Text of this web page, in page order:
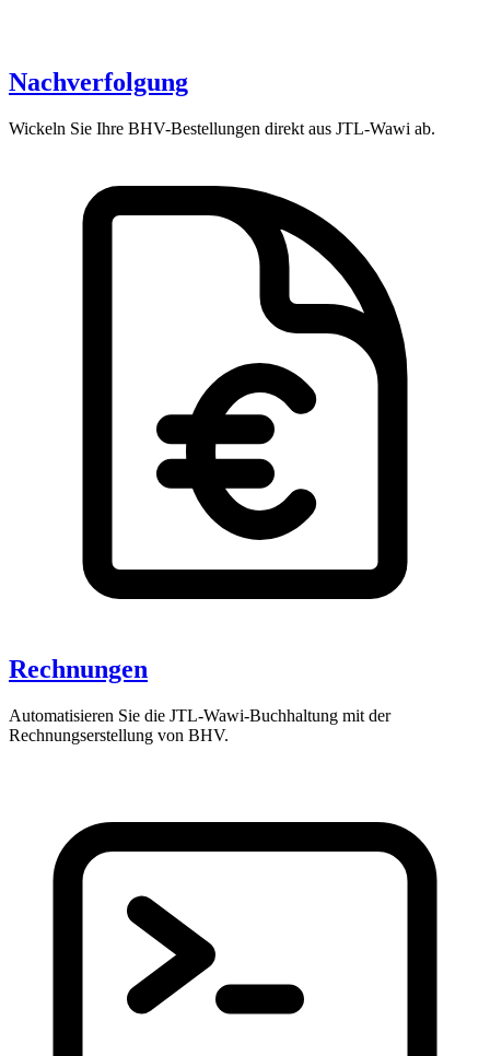
Nachverfolgung
Wickeln Sie Ihre BHV-Bestellungen direkt aus JTL-Wawi ab.
Rechnungen
Automatisieren Sie die JTL-Wawi-Buchhaltung mit der
Rechnungserstellung von BHV.